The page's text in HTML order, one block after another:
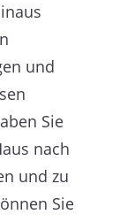
und
Sie
nach
und zu
Sie